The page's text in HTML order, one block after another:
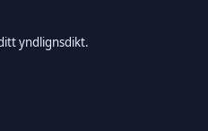
yndlignsdikt.